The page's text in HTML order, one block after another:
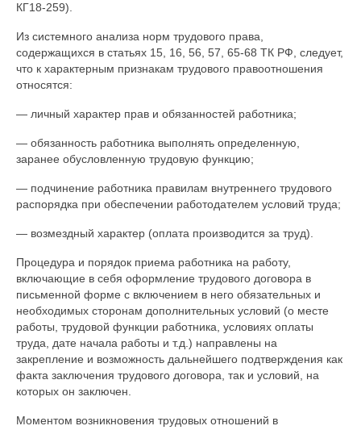
КГ18-259).
Из системного анализа норм трудового права,
содержащихся в статьях 15, 16, 56, 57, 65-68 ТК РФ, следует,
что к характерным признакам трудового правоотношения
относятся:
— личный характер прав и обязанностей работника;
— обязанность работника выполнять определенную,
заранее обусловленную трудовую функцию;
— подчинение работника правилам внутреннего трудового
распорядка при обеспечении работодателем условий труда;
— возмездный характер (оплата производится за труд).
Процедура и порядок приема работника на работу,
включающие в себя оформление трудового договора в
письменной форме с включением в него обязательных и
необходимых сторонам дополнительных условий (о месте
работы, трудовой функции работника, условиях оплаты
труда, дате начала работы и т.д.) направлены на
закрепление и возможность дальнейшего подтверждения как
факта заключения трудового договора, так и условий, на
которых он заключен.
Моментом возникновения трудовых отношений в